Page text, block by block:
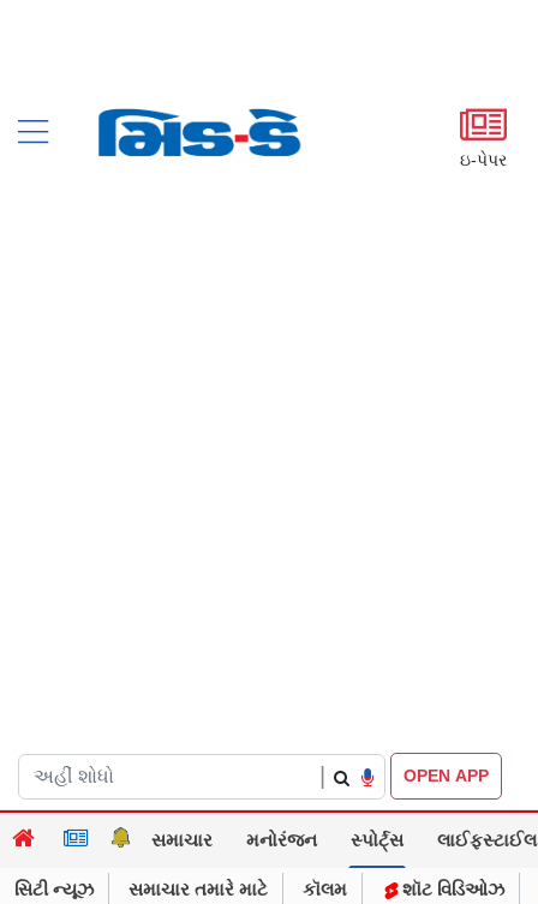
ઇ-પેપર
OPEN APP
સમાચાર મનોરંજન સ્પોર્ટ્સ લાઈફસ્ટાઈલ
સિટી ન્યૂઝ સમાચાર તમારે માટે કૉલમ શૉટ વિડિઓઝ